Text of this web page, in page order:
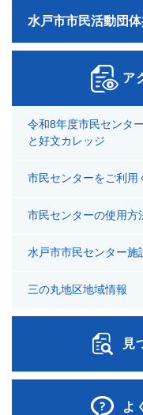
水戸市市民活動団
ア
令和8年度市民センタ
と好文カレッジ
市民センターをご利用
市民センターの使用方
水戸市市民センター施
三の丸地区地域情報
見
よ